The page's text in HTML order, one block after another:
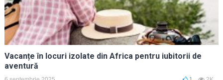
Vacanțe în locuri izolate din Africa pentru iubitorii de
aventură